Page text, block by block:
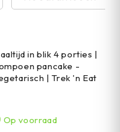
in blik 4 porties |
pancake -
| Trek 'n Eat
Op voorraad